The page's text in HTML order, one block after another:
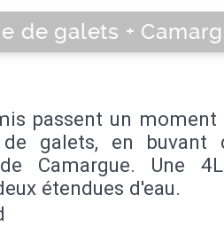
de galets +
passent un moment
de galets, en buvant
Camargue. Une
étendues d'eau.